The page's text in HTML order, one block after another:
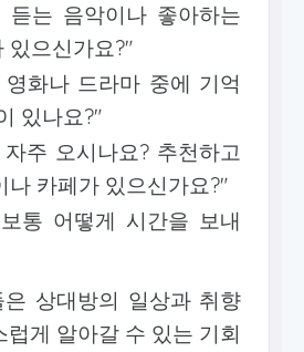
듣는 음악이나 좋아하는
있으신가요?"
화나 드라마 중에 기억
있나요?"
주 오시나요? 추천하고
나 카페가 있으신가요?"
통 어떻게 시간을 보내
은 상대방의 일상과 취향
럽게 알아갈 수 있는 기회